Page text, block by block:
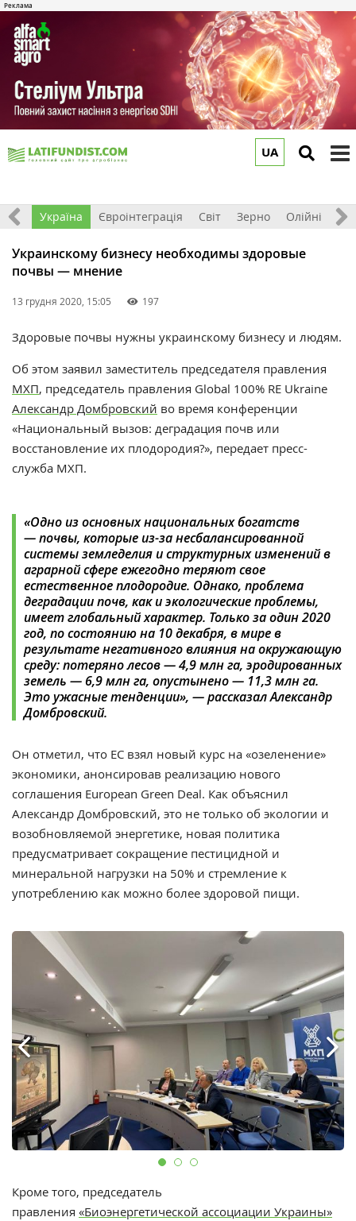
UA
Все Україна Євроінтеграція Світ Зерно Олійні
Украинскому бизнесу необходимы здоровые
почвы — мнение
13 грудня 2020, 15:05 197
Здоровые почвы нужны украинскому бизнесу и людям.
Об этом заявил заместитель председателя правления
МХП, председатель правления Global 100% RE Ukraine
Александр Домбровский во время конференции
«Национальный вызов: деградация почв или
восстановление их плодородия?», передает пресс-
служба МХП.
«Одно из основных национальных богатств
— почвы, которые из-за несбалансированной
системы земледелия и структурных изменений в
аграрной сфере ежегодно теряют свое
естественное плодородие. Однако, проблема
деградации почв, как и экологические проблемы,
имеет глобальный характер. Только за один 2020
год, по состоянию на 10 декабря, в мире в
результате негативного влияния на окружающую
среду: потеряно лесов — 4,9 млн га, эродированных
земель — 6,9 млн га, опустынено — 11,3 млн га.
Это ужасные тенденции», — рассказал Александр
Домбровский.
Он отметил, что ЕС взял новый курс на «озеленение»
экономики, анонсировав реализацию нового
соглашения European Green Deal. Как объяснил
Александр Домбровский, это не только об экологии и
возобновляемой энергетике, новая политика
предусматривает сокращение пестицидной и
минеральной нагрузки на 50% и стремление к
употреблению как можно более здоровой пищи.
Кроме того, председатель
правления «Биоэнергетической ассоциации Украины»